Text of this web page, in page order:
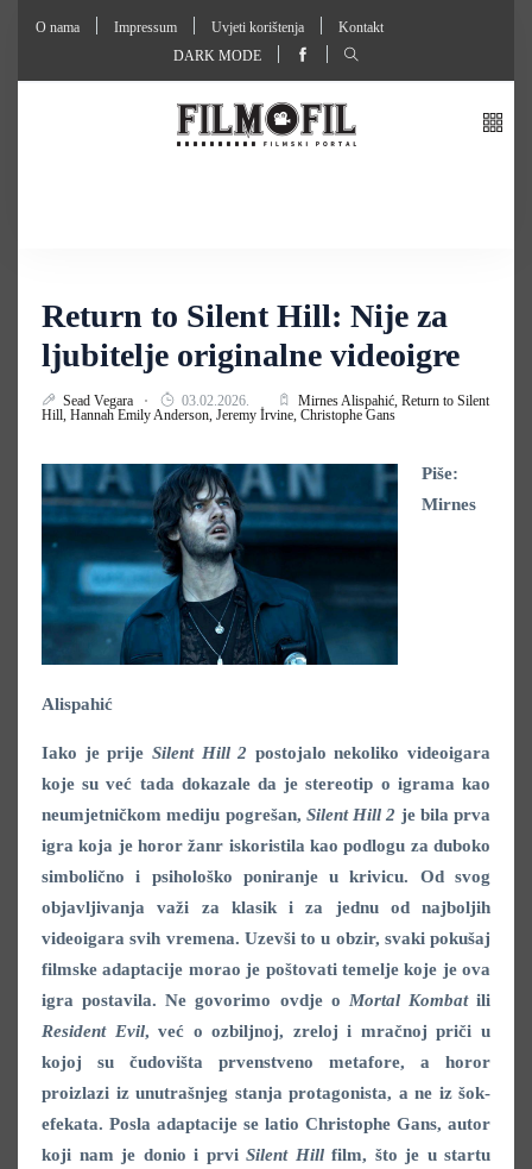
O nama Impressum Uvjeti korištenja
Kontakt
DARK MODE
Return to Silent Hill: Nije za
ljubitelje originalne videoigre
Sead Vegara 03.02.2026. Mirnes Alispahić, Return to Silent
Hill, Hannah Emily Anderson, Jeremy Irvine, Christophe Gans
Piše:
Mirnes
Alispahić
Iako je prije Silent Hill 2 postojalo nekoliko videoigara
koje su već tada dokazale da je stereotip o igrama kao
neumjetničkom mediju pogrešan, Silent Hill 2 je bila prva
igra koja je horor žanr iskoristila kao podlogu za duboko
simbolično i psihološko poniranje u krivicu. Od svog
objavljivanja važi za klasik i za jednu od najboljih
videoigara svih vremena. Uzevši to u obzir, svaki pokušaj
filmske adaptacije morao je poštovati temelje koje je ova
igra postavila. Ne govorimo ovdje o Mortal Kombatili
Resident Evil, već o ozbiljnoj, zreloj i mračnoj priči u
kojoj su čudovišta prvenstveno metafore, a horor
proizlazi iz unutrašnjeg stanja protagonista, a ne iz šok-
efekata. Posla adaptacije se latio Christophe Gans, autor
koji nam je donio i prvi Silent Hillfilm, što je u startu